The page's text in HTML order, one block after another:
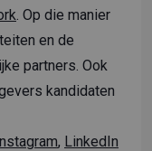
. Op die manier
en de
partners. Ook
kandidaten
, LinkedIn